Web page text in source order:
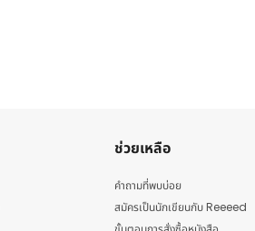
ช่วยเหลือ
คำถามที่พบบ่อย
สมัครเป็นนักเขียนกับ Reeeed